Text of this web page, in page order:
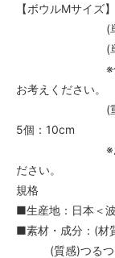
【ボウルMサイズ】
(単品サイ
(単品重
※個体差がご
お考えください。
(重ねた時
5個：10cm
※おおよその
ださい。
規格
■生産地：日本＜
■素材・成分：(材
(質感)つるつ